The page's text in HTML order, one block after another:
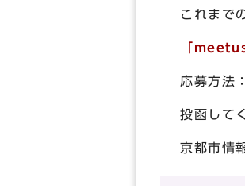
これまで
「
応募方法
投函して
京都市情